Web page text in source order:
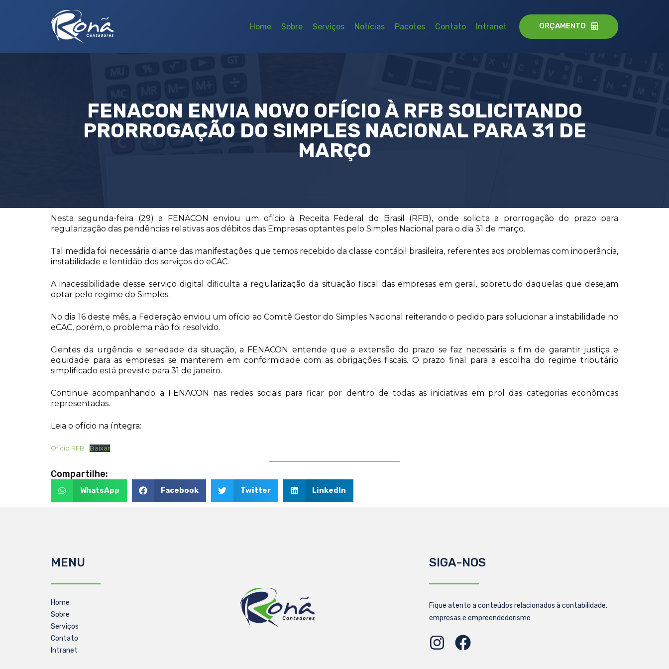
Home Sobre Serviços Notícias Pacotes Contato Intranet ORÇAMENTO
FENACON ENVIA NOVO OFÍCIO À RFB SOLICITANDO
PRORROGAÇÃO DO SIMPLES NACIONAL PARA 31 DE
MARÇO
Nesta segunda-feira (29) a FENACON enviou um ofício à Receita Federal do Brasil (RFB), onde solicita a prorrogação do prazo para
regularização das pendências relativas aos débitos das Empresas optantes pelo Simples Nacional para o dia 31 de março.
Tal medida foi necessária diante das manifestações que temos recebido da classe contábil brasileira, referentes aos problemas com inoperância,
instabilidade e lentidão dos serviços do eCAC.
A inacessibilidade desse serviço digital dificulta a regularização da situação fiscal das empresas em geral, sobretudo daquelas que desejam
optar pelo regime do Simples.
No dia 16 deste mês, a Federação enviou um ofício ao Comitê Gestor do Simples Nacional reiterando o pedido para solucionar a instabilidade no
eCAC, porém, o problema não foi resolvido.
Cientes da urgência e seriedade da situação, a FENACON entende que a extensão do prazo se faz necessária a fim de garantir justiça e
equidade para as empresas se manterem em conformidade com as obrigações fiscais. O prazo final para a escolha do regime tributário
simplificado está previsto para 31 de janeiro.
Continue acompanhando a FENACON nas redes sociais para ficar por dentro de todas as iniciativas em prol das categorias econômicas
representadas.
Leia o ofício na íntegra:
Ofício RFB Baixar
Compartilhe:
WhatsApp Facebook Twitter LinkedIn
MENU
Home
Sobre
Serviços
Contato
Intranet
SIGA-NOS
Fique atento a conteúdos relacionados à contabilidade,
empresas e empreendedorismo